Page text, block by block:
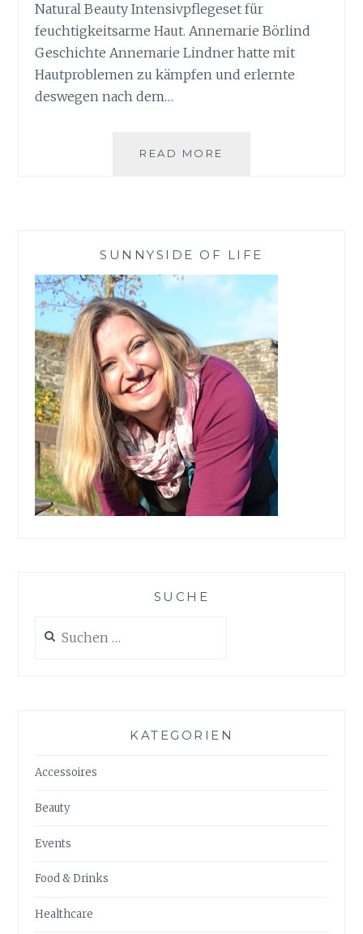
Natural Beauty Intensivpflegeset für
feuchtigkeitsarme Haut. Annemarie Börlind
Geschichte Annemarie Lindner hatte mit
Hautproblemen zu kämpfen und erlernte
deswegen nach dem…
READ MORE
SUNNYSIDE OF LIFE
SUCHE
nach:
KATEGORIEN
Accessoires
Beauty
Events
Food & Drinks
Healthcare